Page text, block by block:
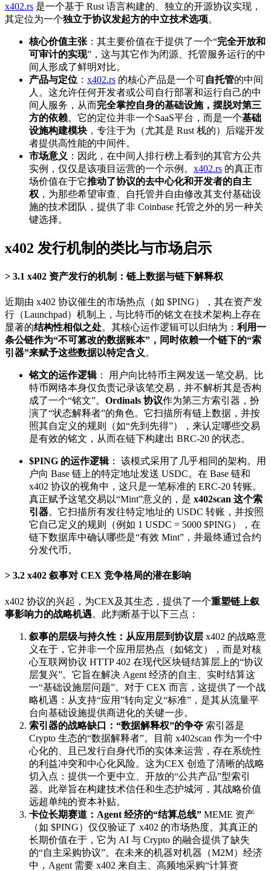
x402.rs 是一个基于 Rust 语言构建的、独立的开源协议实现，
其定位为一个独立于协议发起方的中立技术选项。
核心价值主张 ：其主要价值在于提供了一个“完全开放和
可审计的实现”，这与其它作为闭源、托管服务运行的中
间人形成了鲜明对比。
产品与定位 ： x402.rs 的核心产品是一个可自托管的中间
人。这允许任何开发者或公司自行部署和运行自己的中
间人服务，从而完全掌控自身的基础设施，摆脱对第三
方的依赖。它的定位并非一个SaaS平台，而是一个基础
设施构建模块 ，专注于为（尤其是 Rust 栈的）后端开发
者提供高性能的中间件。
市场意义 ：因此，在中间人排行榜上看到的其官方公共
实例，仅仅是该项目运营的一个示例。 x402.rs 的真正市
场价值在于它推动了协议的去中心化和开发者的自主
权 ，为那些希望审查、自托管并自由修改其支付基础设
施的技术团队，提供了非 Coinbase 托管之外的另一种关
键选择。
x402 发行机制的类比与市场启示
3.1 x402 资产发行的机制：链上数据与链下解释权
近期由 x402 协议催生的市场热点（如 $PING），其在资产发
行（Launchpad）机制上，与比特币的铭文在技术架构上存在
显著的结构性相似之处。其核心运作逻辑可以归纳为： 利用一
条公链作为“不可篡改的数据账本”，同时依赖一个链下的“索
引器”来赋予这些数据以特定含义 。
铭文的运作逻辑： 用户向比特币主网发送一笔交易。比
特币网络本身仅负责记录该笔交易，并不解析其是否构
成了一个“铭文”。 Ordinals 协议作为第三方索引器，扮
演了“状态解释者”的角色。它扫描所有链上数据，并按
照其自定义的规则（如“先到先得”），来认定哪些交易
是有效的铭文，从而在链下构建出 BRC-20 的状态。
$PING 的运作逻辑： 该模式采用了几乎相同的架构。用
户向 Base 链上的特定地址发送 USDC。在 Base 链和
x402 协议的视角中，这只是一笔标准的 ERC-20 转账。
真正赋予这笔交易以“Mint”意义的，是 x402scan 这个索
引器。它扫描所有发往特定地址的 USDC 转账，并按照
它自己定义的规则（例如 1 USDC = 5000 $PING），在
链下数据库中确认哪些是“有效 Mint”，并最终通过合约
分发代币。
3.2 x402 叙事对 CEX 竞争格局的潜在影响
x402 协议的兴起，为CEX及其生态，提供了一个重塑链上叙
事影响力的战略机遇。此判断基于以下三点：
叙事的层级与持久性：从应用层到协议层 x402 的战略意
义在于，它并非一个应用层热点（如铭文），而是对核
心互联网协议 HTTP 402 在现代区块链结算层上的“协议
层复兴”。它旨在解决 Agent 经济的自主、实时结算这
一“基础设施层问题”。对于 CEX 而言，这提供了一个战
略机遇：从支持“应用”转向定义“标准”，是其从流量平
台向基础设施提供商进化的关键一步。
索引器的战略缺口：“数据解释权”的争夺 索引器是
Crypto 生态的“数据解释者”。目前 x402scan 作为一个中
心化的、且已发行自身代币的实体来运营，存在系统性
的利益冲突和中心化风险。这为CEX 创造了清晰的战略
切入点：提供一个更中立、开放的“公共产品”型索引
器。此举旨在构建技术信任和生态护城河，其战略价值
远超单纯的资本补贴。
卡位长期赛道：Agent 经济的“结算总线” MEME 资产
（如 $PING）仅仅验证了 x402 的市场热度。其真正的
长期价值在于，它为 AI 与 Crypto 的融合提供了缺失
的“自主采购协议”。在未来的机器对机器（M2M）经济
中，Agent 需要 x402 来自主、高频地采购“计算资